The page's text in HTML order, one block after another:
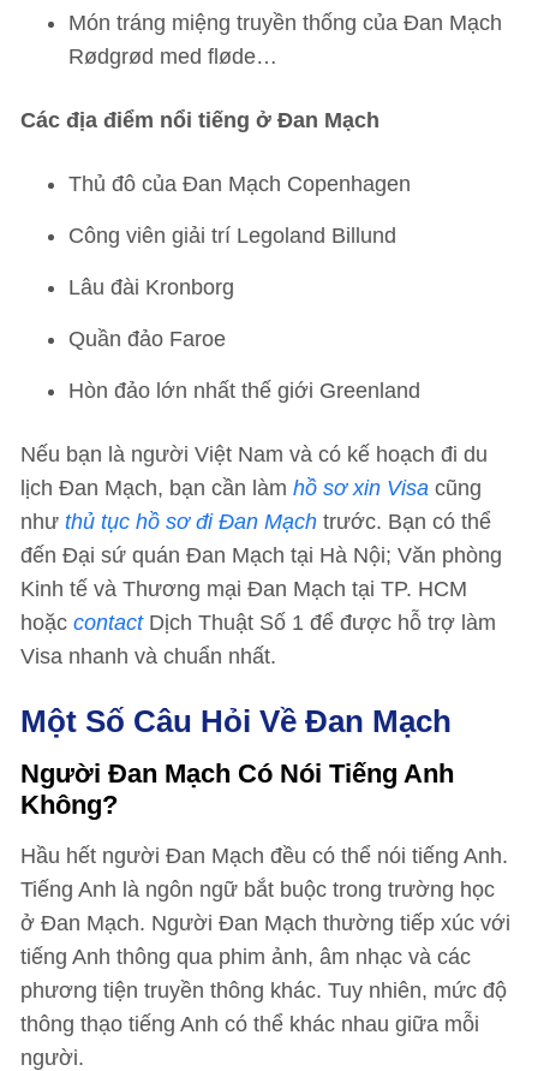
Món tráng miệng truyền thống của Đan Mạch
Rødgrød med fløde…
Các địa điểm nổi tiếng ở Đan Mạch
Thủ đô của Đan Mạch Copenhagen
Công viên giải trí Legoland Billund
Lâu đài Kronborg
Quần đảo Faroe
Hòn đảo lớn nhất thế giới Greenland
Nếu bạn là người Việt Nam và có kế hoạch đi du
lịch Đan Mạch, bạn cần làm hồ sơ xin Visa cũng
như thủ tục hồ sơ đi Đan Mạch trước. Bạn có thể
đến Đại sứ quán Đan Mạch tại Hà Nội; Văn phòng
Kinh tế và Thương mại Đan Mạch tại TP. HCM
hoặc contactDịch Thuật Số 1 để được hỗ trợ làm
Visa nhanh và chuẩn nhất.
Một Số Câu Hỏi Về Đan Mạch
Người Đan Mạch Có Nói Tiếng Anh
Không?
Hầu hết người Đan Mạch đều có thể nói tiếng Anh.
Tiếng Anh là ngôn ngữ bắt buộc trong trường học
ở Đan Mạch. Người Đan Mạch thường tiếp xúc với
tiếng Anh thông qua phim ảnh, âm nhạc và các
phương tiện truyền thông khác. Tuy nhiên, mức độ
thông thạo tiếng Anh có thể khác nhau giữa mỗi
người.